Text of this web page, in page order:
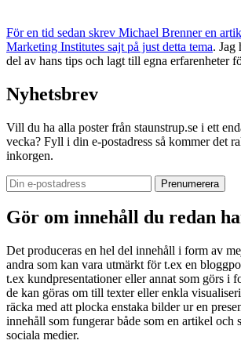
För en tid sedan skrev Michael Brenner en
Marketing Institutes sajt på just detta tema. Jag
del av hans tips och lagt till egna erfarenheter
Nyhetsbrev
Vill du ha alla poster från staunstrup.se i ett
vecka? Fyll i din e-postadress så kommer det
inkorgen.
Gör om innehåll du redan
Det produceras en hel del innehåll i form av
andra som kan vara utmärkt för t.ex en
t.ex kundpresentationer eller annat som görs i
de kan göras om till texter eller enkla
räcka med att plocka enstaka bilder ur en
innehåll som fungerar både som en artikel och
sociala medier.